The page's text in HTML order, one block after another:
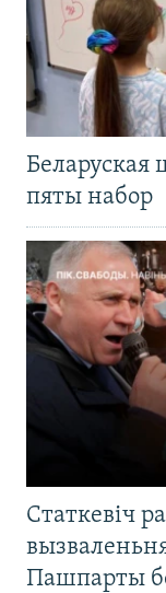
Беларуская
пяты набор
Статкевіч
Пашпарты